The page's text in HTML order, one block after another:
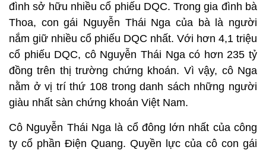
đình sở hữu nhiều cổ phiếu DQC. Trong gia đình bà
Thoa, con gái Nguyễn Thái Nga của bà là người
nắm giữ nhiều cổ phiếu DQC nhất. Với hơn 4,1 triệu
cổ phiếu DQC, cô Nguyễn Thái Nga có hơn 235 tỷ
đồng trên thị trường chứng khoán. Vì vậy, cô Nga
nằm ở vị trí thứ 108 trong danh sách những người
giàu nhất sàn chứng khoán Việt Nam.
Cô Nguyễn Thái Nga là cổ đông lớn nhất của công
ty cổ phần Điện Quang. Quyền lực của cô con gái